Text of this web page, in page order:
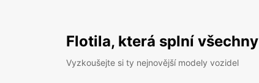
Flotila, která splní
Vyzkoušejte si ty nejnovější modely vozidel